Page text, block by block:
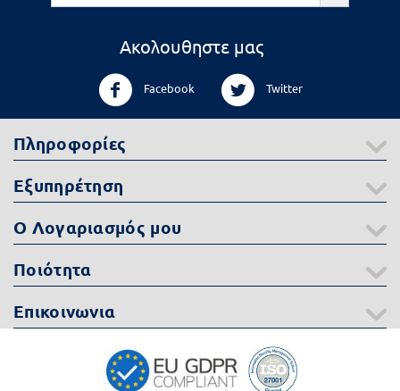
Ακολουθηστε μας
Facebook Twitter
Πληροφορίες
Εξυπηρέτηση
Ο Λογαριασμός μου
Ποιότητα
Επικοινωνια